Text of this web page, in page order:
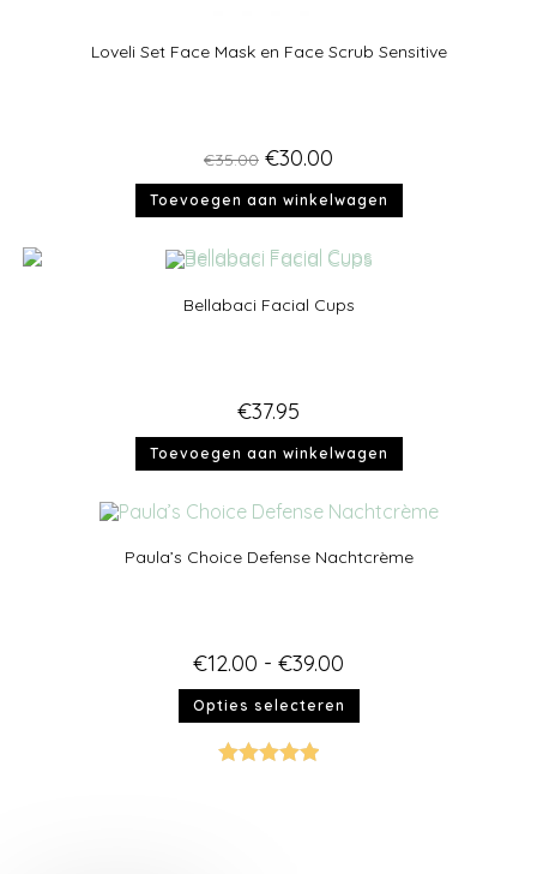
Loveli Set Face Mask en Face Scrub Sensitive
€35.00 €30.00
Toevoegen aan winkelwagen
Bellabaci Facial Cups
€37.95
Toevoegen aan winkelwagen
Paula’s Choice Defense Nachtcrème
€12.00 - €39.00
Opties selecteren